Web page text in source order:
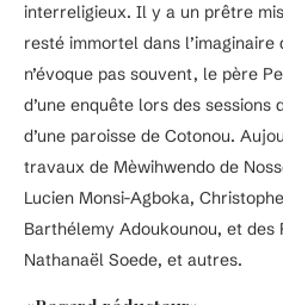
interreligieux. Il y a un prêtre
resté immortel dans l’imaginaire
n’évoque pas souvent, le père
d’une enquête lors des
d’une paroisse de Cotonou.
travaux de Mèwihwendo de
Lucien Monsi-Agboka,
Barthélemy Adoukounou, et des
Nathanaël Soede, et autres.